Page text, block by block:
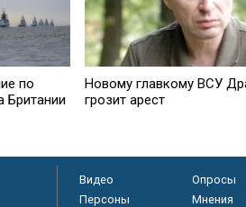
по
Британии
Новому главкому ВСУ
грозит арест
Видео Опросы
Персоны
Мнения